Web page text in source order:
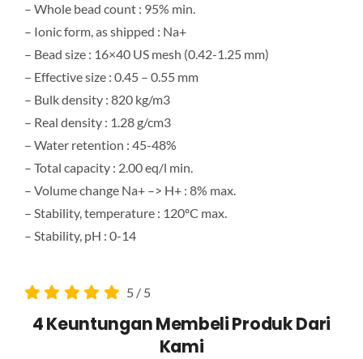
– Whole bead count : 95% min.
– Ionic form, as shipped : Na+
– Bead size : 16×40 US mesh (0.42-1.25 mm)
– Effective size : 0.45 – 0.55 mm
– Bulk density : 820 kg/m3
– Real density : 1.28 g/cm3
– Water retention : 45-48%
– Total capacity : 2.00 eq/l min.
– Volume change Na+ –> H+ : 8% max.
– Stability, temperature : 120ºC max.
– Stability, pH : 0-14
5 / 5
4 Keuntungan Membeli Produk Dari
Kami